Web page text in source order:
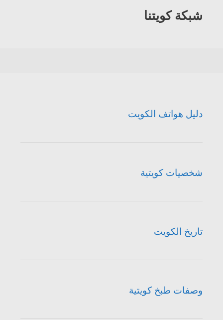
شبكة كويتنا
دليل هواتف الكويت
شخصيات كويتية
تاريخ الكويت
وصفات طبخ كويتية